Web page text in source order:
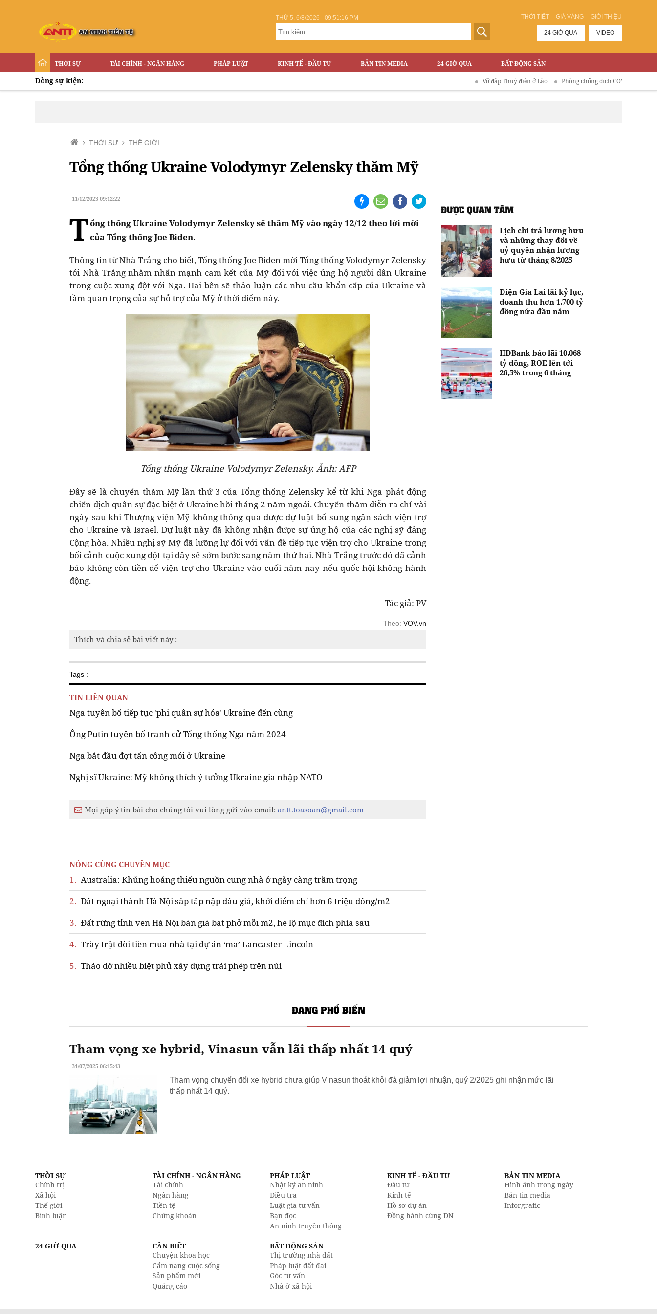
THỜI TIẾT GIÁ VÀNG GIỚI THIỆU
THỨ 5, 6/8/2026 - 09:51:17 PM
24 GIỜ QUA VIDEO
THỜI SỰ TÀI CHÍNH - NGÂN HÀNG PHÁP LUẬT KINH TẾ - ĐẦU TƯ BẢN TIN MEDIA 24 GIỜ QUA BẤT ĐỘNG SẢN
Dòng sự kiện: Vỡ đập Thuỷ điện ở Lào Phòng chống dịch COVID-19
THỜI SỰ THẾ GIỚI
Tổng thống Ukraine Volodymyr Zelensky thăm Mỹ
11/12/2023 09:12:22
Tổng thống Ukraine Volodymyr Zelensky sẽ thăm Mỹ vào ngày 12/12 theo lời mời
của Tổng thống Joe Biden.
Thông tin từ Nhà Trắng cho biết, Tổng thống Joe Biden mời Tổng thống Volodymyr Zelensky
tới Nhà Trắng nhằm nhấn mạnh cam kết của Mỹ đối với việc ủng hộ người dân Ukraine
trong cuộc xung đột với Nga. Hai bên sẽ thảo luận các nhu cầu khẩn cấp của Ukraine và
tầm quan trọng của sự hỗ trợ của Mỹ ở thời điểm này.
Tổng thống Ukraine Volodymyr Zelensky. Ảnh: AFP
Đây sẽ là chuyến thăm Mỹ lần thứ 3 của Tổng thống Zelensky kể từ khi Nga phát động
chiến dịch quân sự đặc biệt ở Ukraine hồi tháng 2 năm ngoái. Chuyến thăm diễn ra chỉ vài
ngày sau khi Thượng viện Mỹ không thông qua được dự luật bổ sung ngân sách viện trợ
cho Ukraine và Israel. Dự luật này đã không nhận được sự ủng hộ của các nghị sỹ đảng
Cộng hòa. Nhiều nghị sỹ Mỹ đã lưỡng lự đối với vấn đề tiếp tục viện trợ cho Ukraine trong
bối cảnh cuộc xung đột tại đây sẽ sớm bước sang năm thứ hai. Nhà Trắng trước đó đã cảnh
báo không còn tiền để viện trợ cho Ukraine vào cuối năm nay nếu quốc hội không hành
động.
Tác giả: PV
Theo: VOV.vn
Thích và chia sẻ bài viết này :
Tags :
TIN LIÊN QUAN
Nga tuyên bố tiếp tục 'phi quân sự hóa' Ukraine đến cùng
Ông Putin tuyên bố tranh cử Tổng thống Nga năm 2024
Nga bắt đầu đợt tấn công mới ở Ukraine
Nghị sĩ Ukraine: Mỹ không thích ý tưởng Ukraine gia nhập NATO
Mọi góp ý tin bài cho chúng tôi vui lòng gửi vào email: antt.toasoan@gmail.com
NÓNG CÙNG CHUYÊN MỤC
1. Australia: Khủng hoảng thiếu nguồn cung nhà ở ngày càng trầm trọng
2. Đất ngoại thành Hà Nội sắp tấp nập đấu giá, khởi điểm chỉ hơn 6 triệu đồng/m2
3. Đất rừng tỉnh ven Hà Nội bán giá bát phở mỗi m2, hé lộ mục đích phía sau
4. Trầy trật đòi tiền mua nhà tại dự án ‘ma’ Lancaster Lincoln
5. Tháo dỡ nhiều biệt phủ xây dựng trái phép trên núi
ĐƯỢC QUAN TÂM
Lịch chi trả lương hưu
và những thay đổi về
uỷ quyền nhận lương
hưu từ tháng 8/2025
Điện Gia Lai lãi kỷ lục,
doanh thu hơn 1.700 tỷ
đồng nửa đầu năm
HDBank báo lãi 10.068
tỷ đồng, ROE lên tới
26,5% trong 6 tháng
ĐANG PHỔ BIẾN
Tham vọng xe hybrid, Vinasun vẫn lãi thấp nhất 14 quý
31/07/2025 06:15:43
Tham vọng chuyển đổi xe hybrid chưa giúp Vinasun thoát khỏi đà giảm lợi nhuận, quý 2/2025 ghi nhận mức lãi
thấp nhất 14 quý.
THỜI SỰ
Chính trị
Xã hội
Thế giới
Bình luận
TÀI CHÍNH - NGÂN HÀNG
Tài chính
Ngân hàng
Tiền tệ
Chứng khoán
PHÁP LUẬT
Nhật ký an ninh
Điều tra
Luật gia tư vấn
Bạn đọc
An ninh truyền thông
KINH TẾ - ĐẦU TƯ
Đầu tư
Kinh tế
Hồ sơ dự án
Đồng hành cùng DN
BẢN TIN MEDIA
Hình ảnh trong ngày
Bản tin media
Inforgrafic
24 GIỜ QUA
CẦN BIẾT
Chuyện khoa học
Cẩm nang cuộc sống
Sản phẩm mới
Quảng cáo
BẤT ĐỘNG SẢN
Thị trường nhà đất
Pháp luật đất đai
Góc tư vấn
Nhà ở xã hội